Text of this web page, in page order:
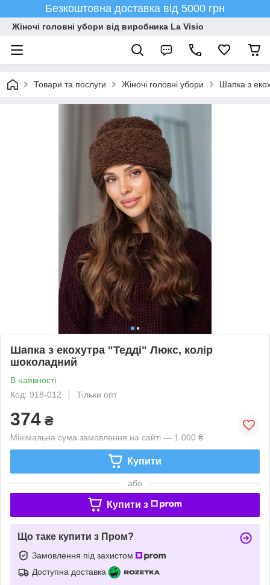
Безкоштовна доставка від 5000 грн
Жіночі головні убори від виробника La Visio
Товари та послуги Жіночі головні убори Шапка з
Шапка з екохутра "Тедді" Люкс, колір
шоколадний
В наявності
Код: 918-012
Тільки опт
374 ₴
Мінімальна сума замовлення на сайті — 1 000 ₴
Купити
або
Купити з
Що таке купити з Пром?
Замовлення під захистом
Доступна доставка